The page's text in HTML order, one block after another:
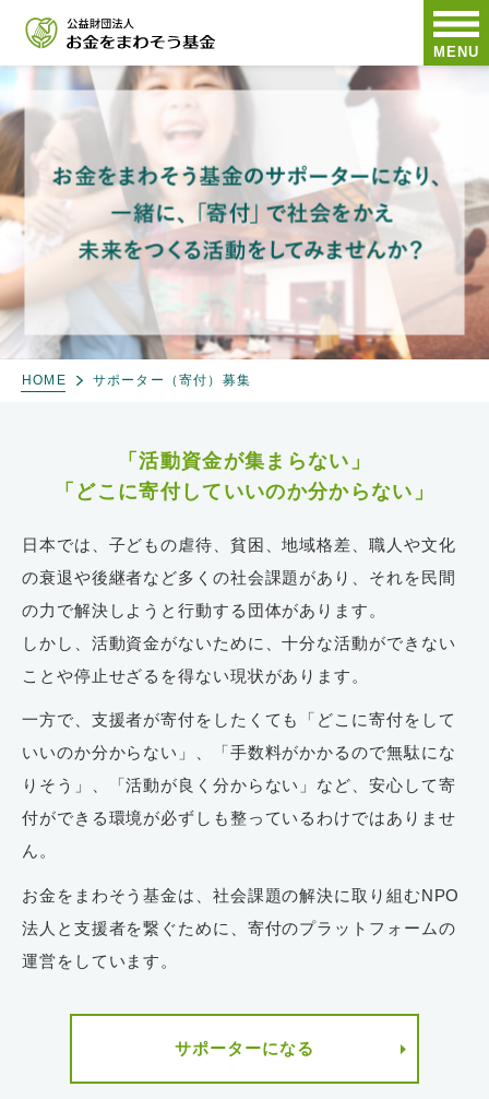
MENU
HOME サポーター（寄付）募集
「活動資金が集まらない」
「どこに寄付していいのか分からない」
日本では、子どもの虐待、貧困、地域格差、職人や文化
の衰退や後継者など多くの社会課題があり、それを民間
の力で解決しようと行動する団体があります。
しかし、活動資金がないために、十分な活動ができない
ことや停止せざるを得ない現状があります。
一方で、支援者が寄付をしたくても「どこに寄付をして
いいのか分からない」、「手数料がかかるので無駄にな
りそう」、「活動が良く分からない」など、安心して寄
付ができる環境が必ずしも整っているわけではありませ
ん。
お金をまわそう基金は、社会課題の解決に取り組むNPO
法人と支援者を繋ぐために、寄付のプラットフォームの
運営をしています。
サポーターになる